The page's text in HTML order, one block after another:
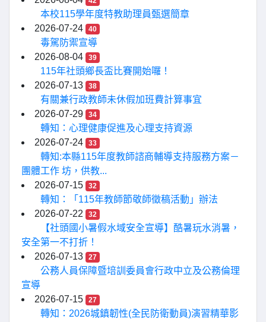
本校115學年度特教助理員甄選簡章
2026-07-24
40
毒駕防禦宣導
2026-08-04
39
115年社頭鄉長盃比賽開始囉！
2026-07-13
38
有關兼行政教師未休假加班費計算事宜
2026-07-29
34
轉知：心理健康促進及心理支持資源
2026-07-24
33
轉知:本縣115年度教師諮商輔導支持服務方案－
團體工作 坊，供教...
2026-07-15
32
轉知：「115年教師節敬師徵稿活動」辦法
2026-07-22
32
【社頭國小暑假水域安全宣導】酷暑玩水消暑，
安全第一不打折！
2026-07-13
27
公務人員保障暨培訓委員會行政中立及公務倫理
宣導
2026-07-15
27
轉知：2026城鎮韌性(全民防衛動員)演習精華影